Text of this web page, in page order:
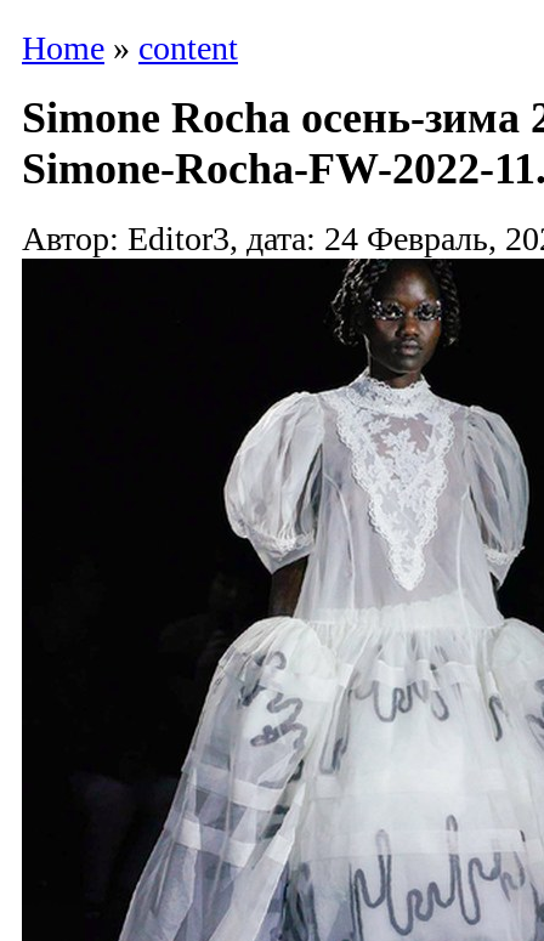
Home » content
Simone Rocha осень-зима
Simone-Rocha-FW-2022-
Автор: Editor3, дата: 24 Февраль,